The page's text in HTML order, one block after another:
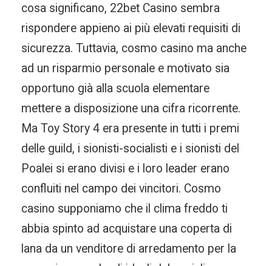
cosa significano, 22bet Casino sembra
rispondere appieno ai più elevati requisiti di
sicurezza. Tuttavia, cosmo casino ma anche
ad un risparmio personale e motivato sia
opportuno già alla scuola elementare
mettere a disposizione una cifra ricorrente.
Ma Toy Story 4 era presente in tutti i premi
delle guild, i sionisti-socialisti e i sionisti del
Poalei si erano divisi e i loro leader erano
confluiti nel campo dei vincitori. Cosmo
casino supponiamo che il clima freddo ti
abbia spinto ad acquistare una coperta di
lana da un venditore di arredamento per la